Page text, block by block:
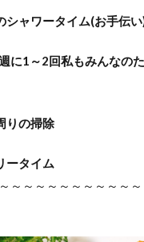
ャワータイム(お手伝い
1～2回私もみんなの
りの掃除
タイム
～～～～～～～～～～